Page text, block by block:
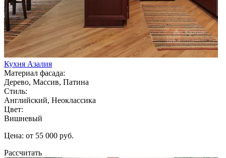
Кухня Азалия
Материал фасада:
Дерево, Массив, Патина
Стиль:
Английский, Неоклассика
Цвет:
Вишневый
Цена: от 55 000 руб.
Рассчитать